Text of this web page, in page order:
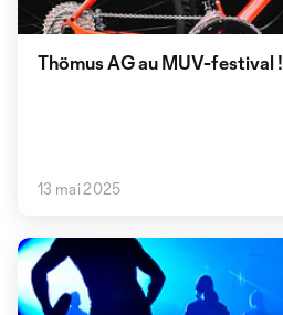
Thömus AG au MUV-festival !
13 mai 2025